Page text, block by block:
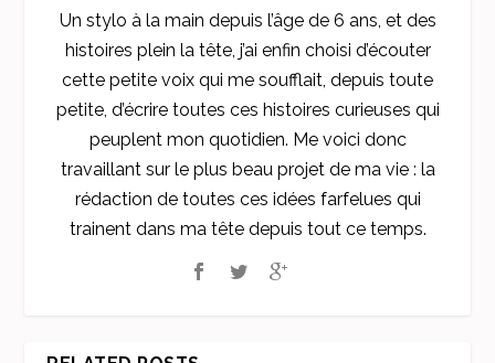
Un stylo à la main depuis l’âge de 6 ans, et des
histoires plein la tête, j’ai enfin choisi d’écouter
cette petite voix qui me soufflait, depuis toute
petite, d’écrire toutes ces histoires curieuses qui
peuplent mon quotidien. Me voici donc
travaillant sur le plus beau projet de ma vie : la
rédaction de toutes ces idées farfelues qui
trainent dans ma tête depuis tout ce temps.